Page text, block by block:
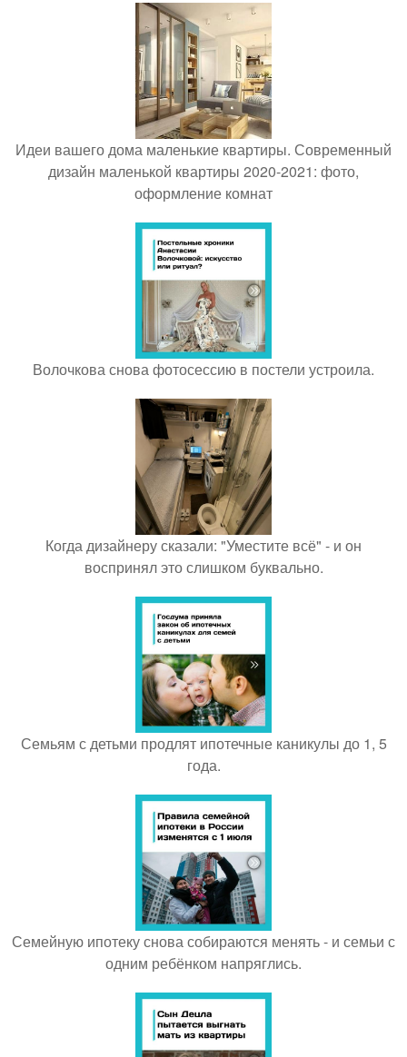
Идеи вашего дома маленькие квартиры. Современный
дизайн маленькой квартиры 2020-2021: фото,
оформление комнат
Волочкова снова фотосессию в постели устроила.
Когда дизайнеру сказали: "Уместите всё" - и он
воспринял это слишком буквально.
Семьям с детьми продлят ипотечные каникулы до 1, 5
года.
Семейную ипотеку снова собираются менять - и семьи с
одним ребёнком напряглись.